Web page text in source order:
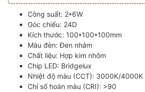
Công suất: 2*6W
Góc chiếu: 24D
Kích thước: 100*100*100mm
Màu đèn: Đen nhám
Chất liệu: Hợp kim nhôm
Chip LED: Bridgelux
Nhiệt độ màu (CCT): 3000K/4000K
Chỉ số hoàn màu (CRI): >90